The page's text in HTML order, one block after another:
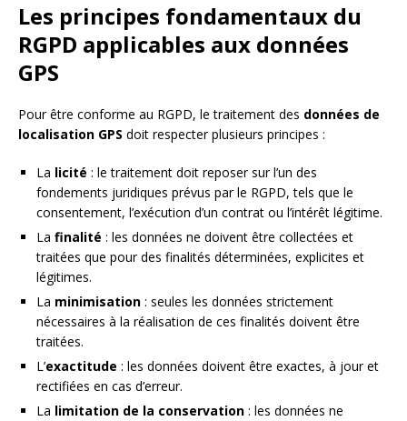
Les principes fondamentaux du
RGPD applicables aux données
GPS
Pour être conforme au RGPD, le traitement des données de
localisation GPS doit respecter plusieurs principes :
La licité : le traitement doit reposer sur l’un des
fondements juridiques prévus par le RGPD, tels que le
consentement, l’exécution d’un contrat ou l’intérêt légitime.
La finalité : les données ne doivent être collectées et
traitées que pour des finalités déterminées, explicites et
légitimes.
La minimisation : seules les données strictement
nécessaires à la réalisation de ces finalités doivent être
traitées.
L’exactitude : les données doivent être exactes, à jour et
rectifiées en cas d’erreur.
La limitation de la conservation : les données ne